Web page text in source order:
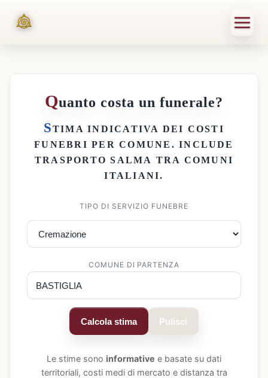
Quanto costa un funerale?
STIMA INDICATIVA DEI COSTI
FUNEBRI PER COMUNE . INCLUDE
TRASPORTO SALMA TRA COMUNI
ITALIANI.
TIPO DI SERVIZIO FUNEBRE
COMUNE DI PARTENZA
Calcola stima Pulisci
Le stime sono informative e basate su dati
territoriali, costi medi di mercato e distanza tra